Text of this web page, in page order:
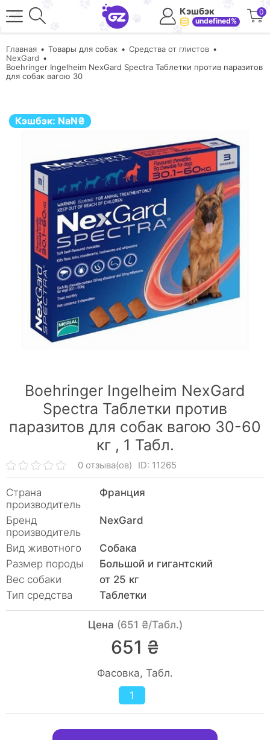
Кэшбэк
undefined%
0
Главная Товары для собак
Средства от глистов
NexGard
Boehringer Ingelheim NexGard Spectra Таблетки против паразитов
для собак вагою 30
Кэшбэк: NaN₴
Boehringer Ingelheim NexGard
Spectra Таблетки против
паразитов для собак вагою 30-60
кг , 1 Табл.
0 отзыва(ов) ID: 11265
Страна
производитель
Франция
Бренд
производитель
NexGard
Вид животного
Собака
Размер породы
Большой и гигантский
Вес собаки
от 25 кг
Тип средства
Таблетки
Цена (651 ₴/Табл.)
651 ₴
Фасовка, Табл.
1